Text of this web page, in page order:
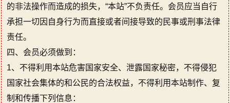
的非法操作而造成的损失，“本站”不负责任。会员应当自行
承担一切因自身行为而直接或者间接导致的民事或刑事法律
责任。
四、会员必须做到：
1、不得利用本站危害国家安全、泄露国家秘密，不得侵犯
国家社会集体的和公民的合法权益，不得利用本站制作、复
制和传播下列信息：